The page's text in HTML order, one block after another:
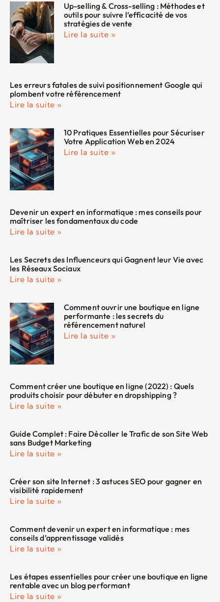
Up-selling & Cross-selling : Méthodes et
outils pour suivre l’efficacité de vos
stratégies de vente
Lire la suite »
Les erreurs fatales de suivi positionnement Google qui
plombent votre référencement
Lire la suite »
10 Pratiques Essentielles pour Sécuriser
Votre Application Web en 2024
Lire la suite »
Devenir un expert en informatique : mes conseils pour
maîtriser les fondamentaux du code
Lire la suite »
Les Secrets des Influenceurs qui Gagnent leur Vie avec
les Réseaux Sociaux
Lire la suite »
Comment ouvrir une boutique en ligne
performante : les secrets du
référencement naturel
Lire la suite »
Comment créer une boutique en ligne (2022) : Quels
produits choisir pour débuter en dropshipping ?
Lire la suite »
Guide Complet : Faire Décoller le Trafic de son Site Web
sans Budget Marketing
Lire la suite »
Créer son site Internet : 3 astuces SEO pour gagner en
visibilité rapidement
Lire la suite »
Comment devenir un expert en informatique : mes
conseils d’apprentissage validés
Lire la suite »
Les étapes essentielles pour créer une boutique en ligne
rentable avec un blog performant
Lire la suite »